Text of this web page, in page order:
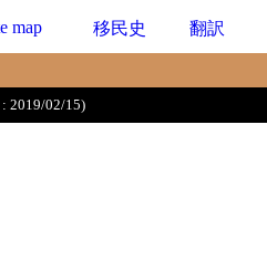
map 移民史 翻訳
2019/02/15)